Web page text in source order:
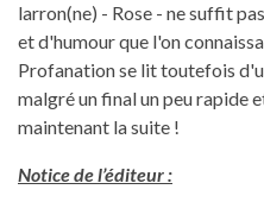
larron(ne) - Rose - ne suffit
et d'humour que l'on
Profanation se lit toutefois
malgré un final un peu rapide
maintenant la suite !
Notice de l’éditeur :